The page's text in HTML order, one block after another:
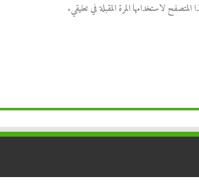
لاستخدامها المرة المقبلة في تعليقي.